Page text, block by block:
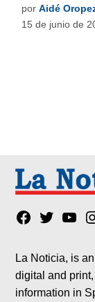
por Aidé
15 de junio de
Facebook
Twitter
La Noticia, is
digital and
information in